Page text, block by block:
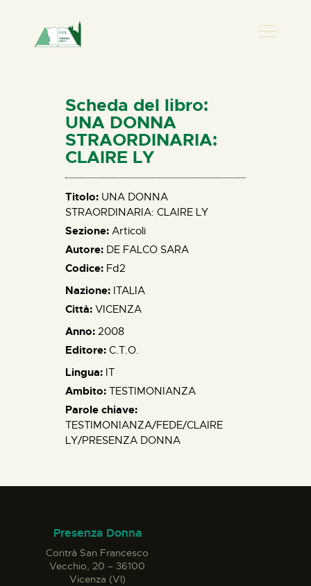
HOME
CHI SIAMO
NEWS
PERCORSI
ELISA SALERNO
CONTATTI
Scheda del libro:
UNA DONNA
STRAORDINARIA:
CLAIRE LY
Titolo: UNA DONNA
STRAORDINARIA: CLAIRE LY
Sezione: Articoli
Autore: DE FALCO SARA
Codice: Fd2
Nazione: ITALIA
Città: VICENZA
Anno: 2008
Editore: C.T.O.
Lingua: IT
Ambito: TESTIMONIANZA
Parole chiave:
TESTIMONIANZA/FEDE/CLAIRE
LY/PRESENZA DONNA
Presenza Donna
Contrà San Francesco
Vecchio, 20 – 36100
Vicenza (VI)